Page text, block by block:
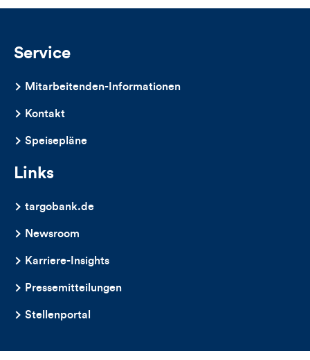
Service
Mitarbeitenden-Informationen
Kontakt
Speisepläne
Links
targobank.de
Newsroom
Karriere-Insights
Pressemitteilungen
Stellenportal